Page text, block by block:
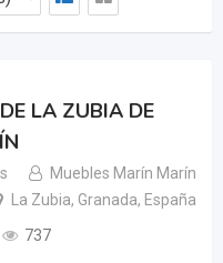
LA ZUBIA DE
Muebles Marín Marín
La Zubia, Granada, España
737